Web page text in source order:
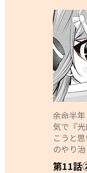
余命半
気で『
こうと
のやり
第11